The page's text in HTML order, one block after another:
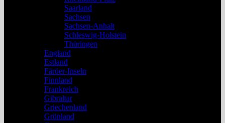
Saarland
Sachsen
Sachsen-Anhalt
Schleswig-Holstein
Thüringen
England
Estland
Färöer-Inseln
Finnland
Frankreich
Gibraltar
Griechenland
Grönland